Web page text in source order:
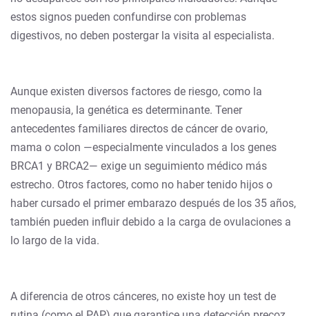
estos signos pueden confundirse con problemas
digestivos, no deben postergar la visita al especialista.
Aunque existen diversos factores de riesgo, como la
menopausia, la genética es determinante. Tener
antecedentes familiares directos de cáncer de ovario,
mama o colon —especialmente vinculados a los genes
BRCA1 y BRCA2— exige un seguimiento médico más
estrecho. Otros factores, como no haber tenido hijos o
haber cursado el primer embarazo después de los 35 años,
también pueden influir debido a la carga de ovulaciones a
lo largo de la vida.
A diferencia de otros cánceres, no existe hoy un test de